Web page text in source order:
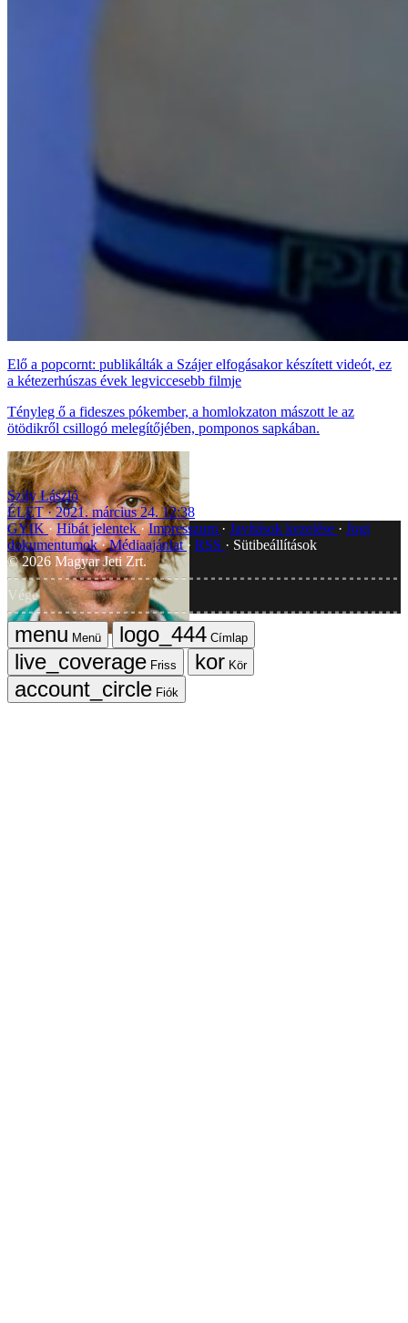
Elő a popcornt: publikálták a Szájer elfogásakor készített videót, ez
a kétezerhúszas évek legviccesebb filmje
Tényleg ő a fideszes pókember, a homlokzaton mászott le az
ötödikről csillogó melegítőjében, pomponos sapkában.
Szily László
ÉLET
2021. március 24. 12:38
GYIK Hibát jelentek Impresszum Javítások kezelése
Jogi
dokumentumok Médiaajánlat RSS
Sütibeállítások
©2026Magyar Jeti Zrt.
Vége
Menü
Címlap
Friss
Kör
Fiók